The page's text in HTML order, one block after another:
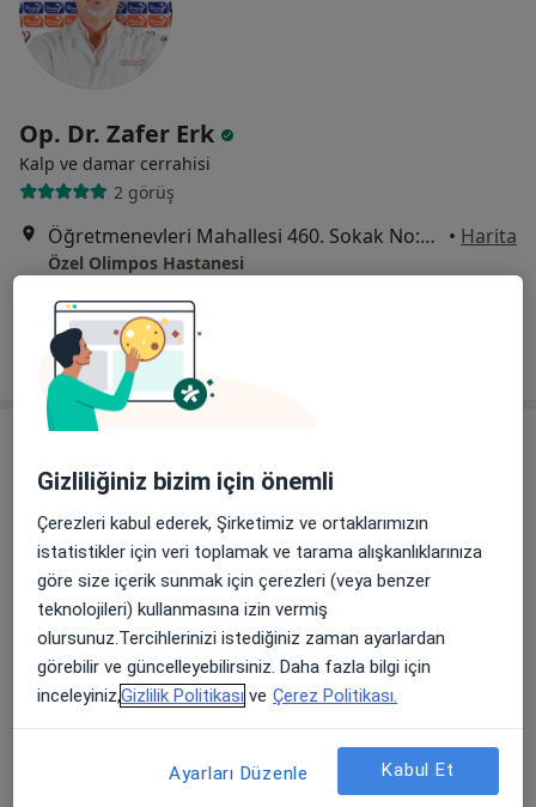
Op. Dr. Zafer Erk
Kalp ve damar cerrahisi
2 görüş
Öğretmenevleri Mahallesi 460. Sokak No:48, Konyaaltı • Harita
Özel Olimpos Hastanesi
Randevu talep et
Doç. Dr. Mustafa Emmiler
Kalp ve damar cerrahisi
30 görüş
Bu uzman ilgili adres için online danışmanlık/takvim sunmuyor.
Gizliliğiniz bizim için önemli
Çerezleri kabul ederek, Şirketimiz ve ortaklarımızın
istatistikler için veri toplamak ve tarama alışkanlıklarınıza
göre size içerik sunmak için çerezleri (veya benzer
teknolojileri) kullanmasına izin vermiş
olursunuz.Tercihlerinizi istediğiniz zaman ayarlardan
görebilir ve güncelleyebilirsiniz. Daha fazla bilgi için
inceleyiniz,Gizlilik Politikası ve Çerez Politikası.
Ayarları Düzenle Kabul Et